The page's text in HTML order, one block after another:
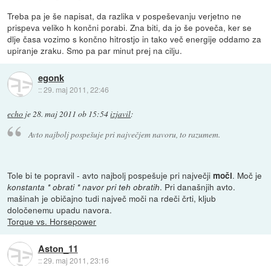
Treba pa je še napisat, da razlika v pospeševanju verjetno ne
prispeva veliko h končni porabi. Zna biti, da jo še poveča, ker se
dlje časa vozimo s končno hitrostjo in tako več energije oddamo za
upiranje zraku. Smo pa par minut prej na cilju.
egonk
::29. maj 2011, 22:46
echo je28. maj 2011 ob 15:54izjavil:
Avto najbolj pospešuje pri največjem navoru, to razumem.
Tole bi te popravil - avto najbolj pospešuje pri največjimoči. Moč je
konstanta * obrati * navor pri teh obratih. Pri današnjih avto.
mašinah je običajno tudi največ moči na rdeči črti, kljub
določenemu upadu navora.
Torque vs. Horsepower
Aston_11
::29. maj 2011, 23:16